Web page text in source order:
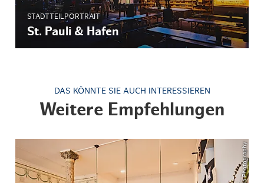
STADTTEILPORTRAIT
St. Pauli & Hafen
DAS KÖNNTE SIE AUCH INTERESSIEREN
Weitere Empfehlungen